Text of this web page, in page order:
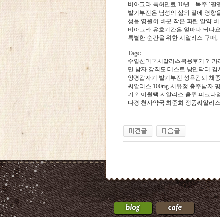
비아그라 특허만료 10년…독주 ‘팔
발기부전은 남성의 삶의 질에 영향
성을 영원히 바꾼 작은 파란 알약
비아그라 유효기간은 얼마나 되나
특별한 순간을 위한 시알리스 구매,
Tags:
수입산미국시­알리스복용후기？ 카
민 남자 강직도 테스트 낭만닥터 김
양평갑자기 발기부전 성욕감퇴 채
씨­알리스 100mg 서유정 충주남자
기？ 이원택 시알리스 음주 피크타
다경 천사약국 최준희 정품씨­알리
24Parmacy
우
즐
성
비